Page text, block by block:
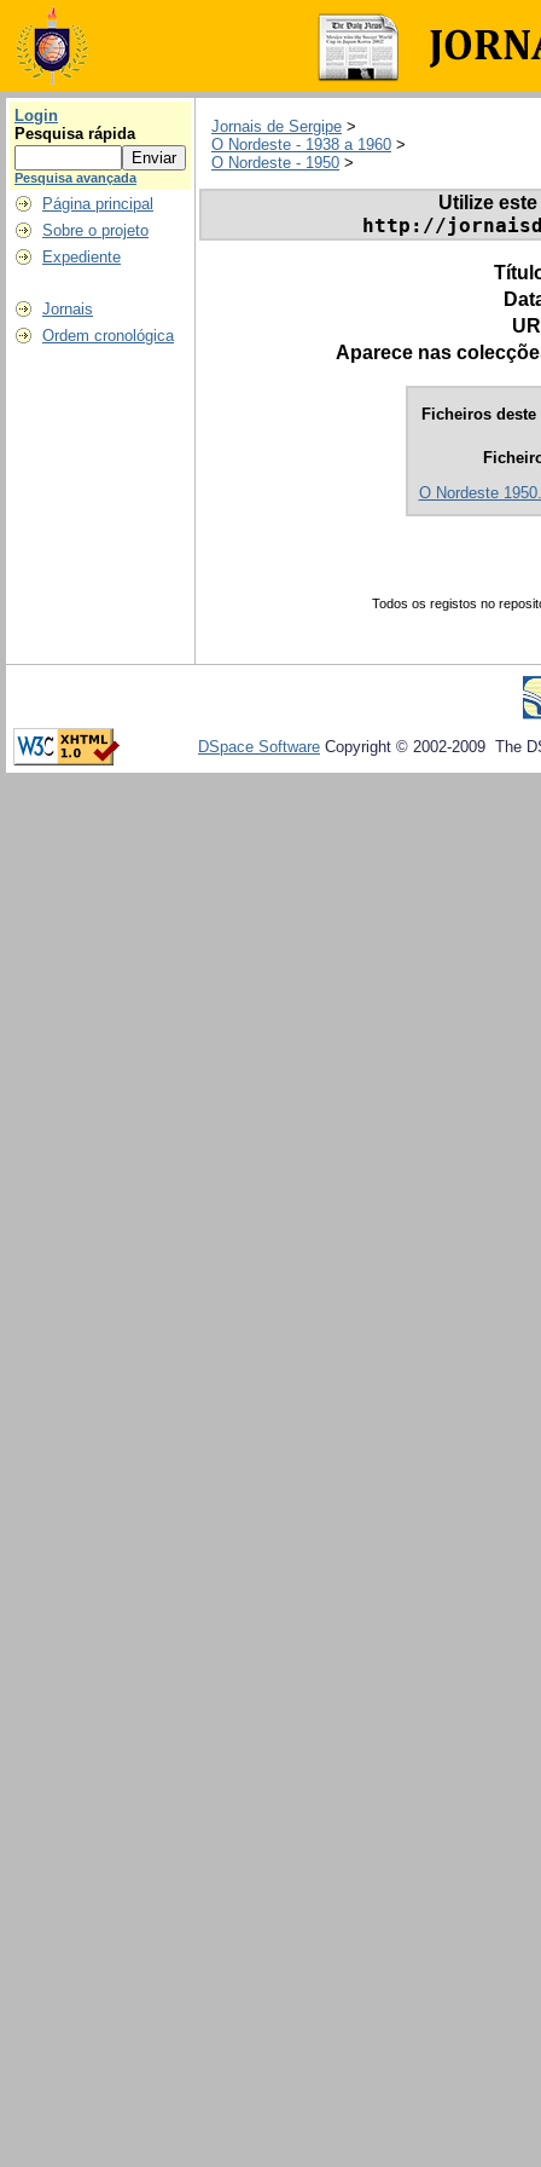
Login
Pesquisa rápida
Pesquisa avançada
Página principal
Sobre o projeto
Expediente
Jornais
Ordem cronológica
Jornais de Sergipe >
O Nordeste - 1938 a 1960 >
O Nordeste - 1950 >
Utilize
http://
Aparece nas
Ficheiros
O Nordeste
Todos os registos no
DSpace Software Copyright © 2002-2009 The